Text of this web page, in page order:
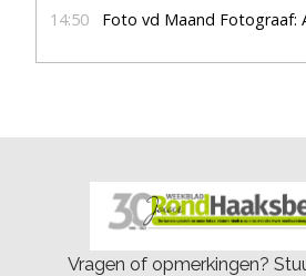
14:50 Foto vd Maand Fotograaf:
Vragen of opmerkingen?